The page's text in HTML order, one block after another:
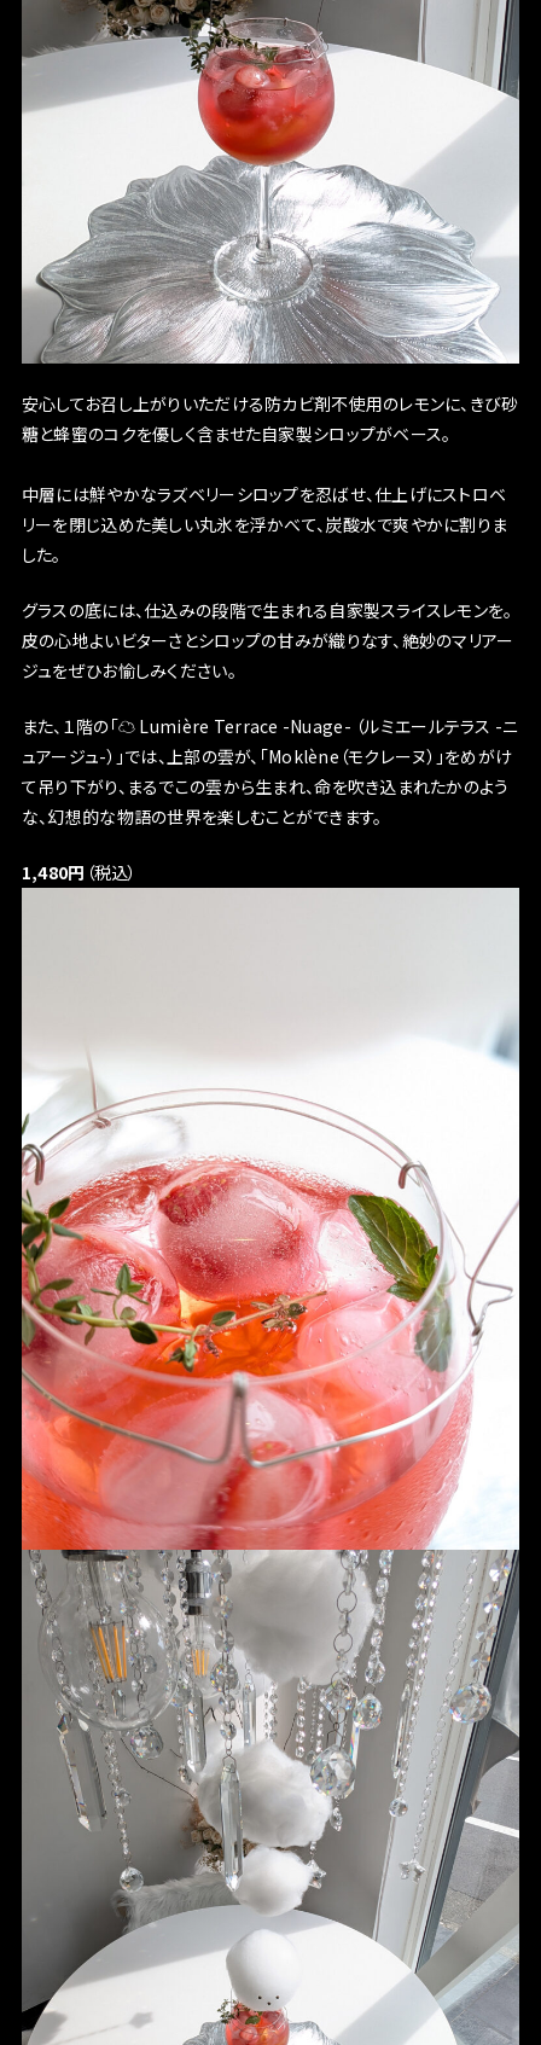
安心してお召し上がりいただける防カビ剤不使用のレモンに、きび砂
糖と蜂蜜のコクを優しく含ませた自家製シロップがベース。
中層には鮮やかなラズベリーシロップを忍ばせ、仕上げにストロベ
リーを閉じ込めた美しい丸氷を浮かべて、炭酸水で爽やかに割りま
した。
グラスの底には、仕込みの段階で生まれる自家製スライスレモンを。
皮の心地よいビターさとシロップの甘みが織りなす、絶妙のマリアー
ジュをぜひお愉しみください。
また、１階の「☁️ Lumière Terrace -Nuage- （ルミエールテラス -ニ
ュアージュ-）」では、上部の雲が、「Moklène（モクレーヌ）」をめがけ
て吊り下がり、まるでこの雲から生まれ、命を吹き込まれたかのよう
な、幻想的な物語の世界を楽しむことができます。
1,480円 （税込）